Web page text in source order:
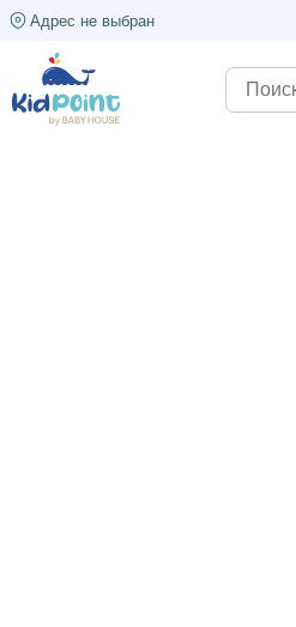
Адрес не выбран